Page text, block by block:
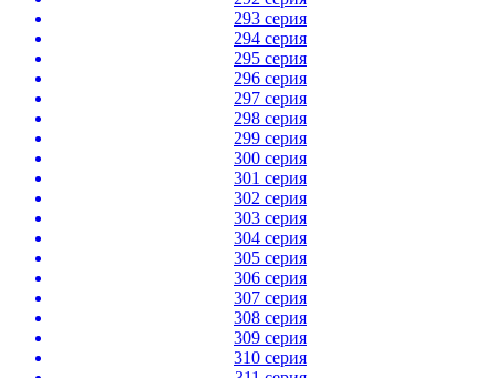
293 серия
294 серия
295 серия
296 серия
297 серия
298 серия
299 серия
300 серия
301 серия
302 серия
303 серия
304 серия
305 серия
306 серия
307 серия
308 серия
309 серия
310 серия